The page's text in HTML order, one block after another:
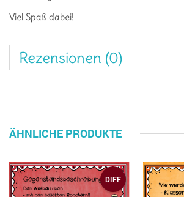
Viel Spaß dabei!
Rezensionen (0)
ÄHNLICHE PRODUKTE
DIFF